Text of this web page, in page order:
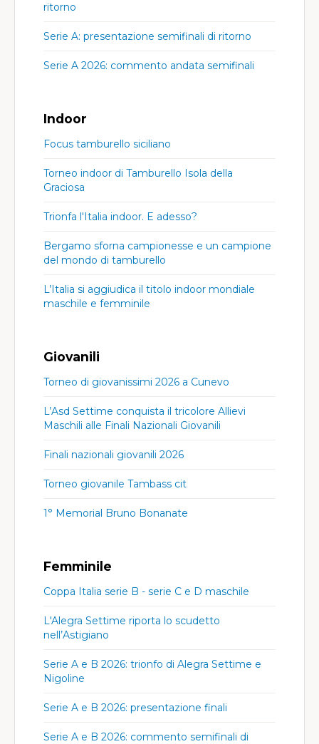
ritorno
Serie A: presentazione semifinali di ritorno
Serie A 2026: commento andata semifinali
Indoor
Focus tamburello siciliano
Torneo indoor di Tamburello Isola della
Graciosa
Trionfa l'Italia indoor. E adesso?
Bergamo sforna campionesse e un campione
del mondo di tamburello
L’Italia si aggiudica il titolo indoor mondiale
maschile e femminile
Giovanili
Torneo di giovanissimi 2026 a Cunevo
L’Asd Settime conquista il tricolore Allievi
Maschili alle Finali Nazionali Giovanili
Finali nazionali giovanili 2026
Torneo giovanile Tambass cit
1° Memorial Bruno Bonanate
Femminile
Coppa Italia serie B - serie C e D maschile
L'Alegra Settime riporta lo scudetto
nell’Astigiano
Serie A e B 2026: trionfo di Alegra Settime e
Nigoline
Serie A e B 2026: presentazione finali
Serie A e B 2026: commento semifinali di